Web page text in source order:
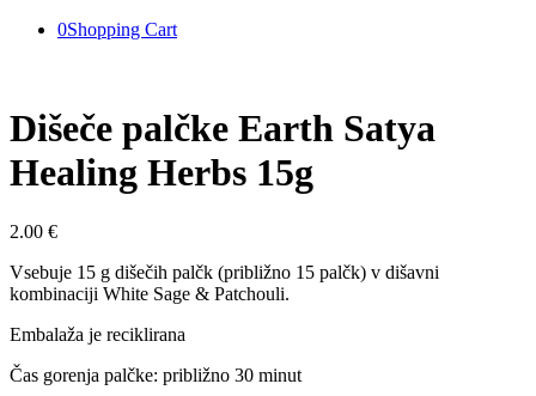
0Shopping Cart
Dišeče palčke Earth Satya
Healing Herbs 15g
2.00 €
Vsebuje 15 g dišečih palčk (približno 15 palčk) v dišavni
kombinaciji White Sage & Patchouli.
Embalaža je reciklirana
Čas gorenja palčke: približno 30 minut